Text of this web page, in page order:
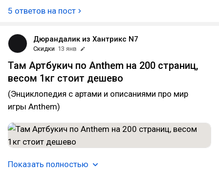
5 ответов на пост
Дюрандалик из Хантрикс N7
Скидки 13 янв
Там Артбукич по Anthem на 200 страниц,
весом 1кг стоит дешево
(Энциклопедия с артами и описаниями про мир
игры Anthem)
Показать полностью